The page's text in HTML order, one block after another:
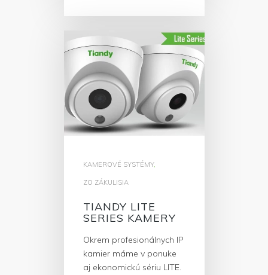
KAMEROVÉ SYSTÉMY,
ZO ZÁKULISIA
TIANDY LITE
SERIES KAMERY
Okrem profesionálnych IP
kamier máme v ponuke
aj ekonomickú sériu LITE.